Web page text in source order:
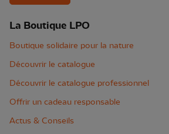
La Boutique LPO
Boutique solidaire pour la nature
Découvrir le catalogue
Découvrir le catalogue professionnel
Offrir un cadeau responsable
Actus & Conseils